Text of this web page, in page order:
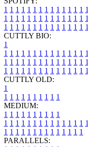
1 1 1 1 1 1 1 1 1 1 1 1 1 1 1
1 1 1 1 1 1 1 1 1 1 1 1 1 1 1
1 1 1 1 1 1 1 1 1 1 1 1 1 1 1
CUTTLY BIO:
1
1 1 1 1 1 1 1 1 1 1 1 1 1 1 1
1 1 1 1 1 1 1 1 1 1 1 1 1 1 1
1 1 1 1 1 1 1 1 1 1 1 1 1 1 1
CUTTLY OLD:
1
1 1 1 1 1 1 1 1 1 1
MEDIUM:
1 1 1 1 1 1 1 1 1 1
1 1 1 1 1 1 1 1 1 1 1 1 1 1 1
1 1 1 1 1 1 1 1 1 1 1 1 1 1
PARALLELS: